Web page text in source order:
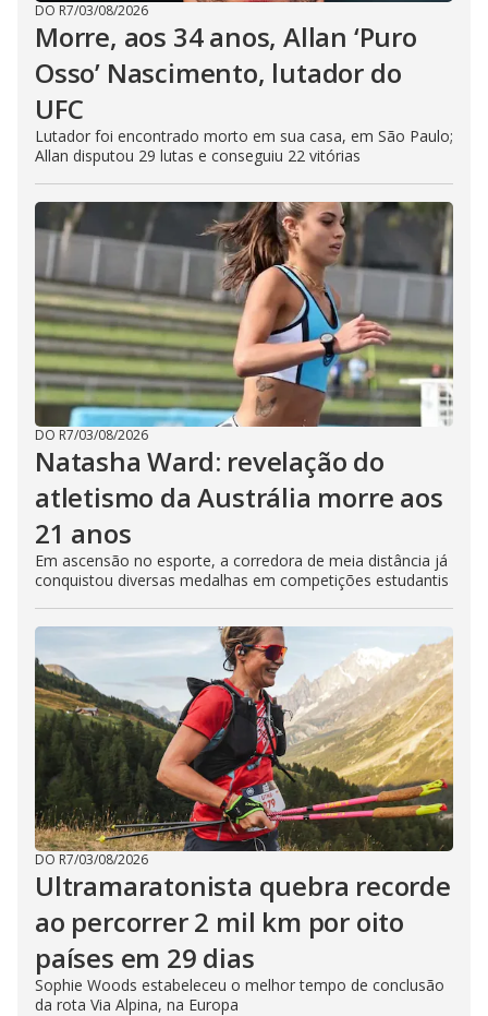
DO R7/03/08/2026
Morre, aos 34 anos, Allan ‘Puro
Osso’ Nascimento, lutador do
UFC
Lutador foi encontrado morto em sua casa, em São Paulo;
Allan disputou 29 lutas e conseguiu 22 vitórias
DO R7/03/08/2026
Natasha Ward: revelação do
atletismo da Austrália morre aos
21 anos
Em ascensão no esporte, a corredora de meia distância já
conquistou diversas medalhas em competições estudantis
DO R7/03/08/2026
Ultramaratonista quebra recorde
ao percorrer 2 mil km por oito
países em 29 dias
Sophie Woods estabeleceu o melhor tempo de conclusão
da rota Via Alpina, na Europa